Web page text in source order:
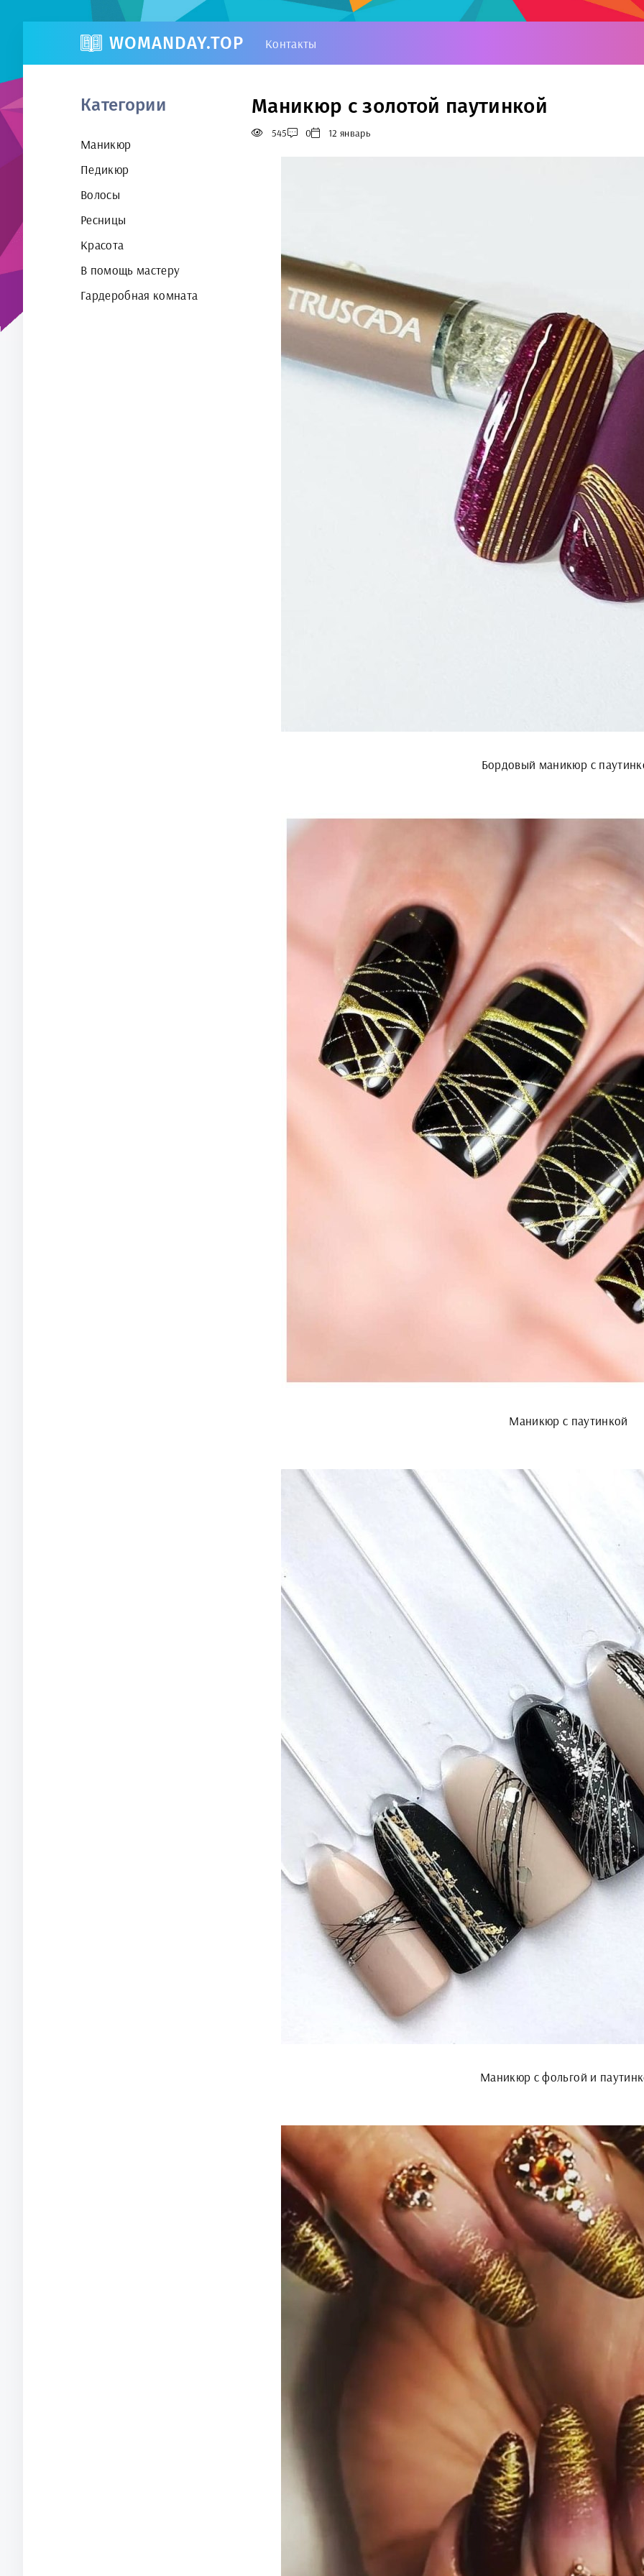
WOMANDAY.TOP Контакты
Категории
Маникюр
Педикюр
Волосы
Ресницы
Красота
В помощь мастеру
Гардеробная комната
Маникюр с золотой паутинкой
545 0 12 январь
Бордовый маникюр с
Маникюр с паутинкой
Маникюр с фольгой и